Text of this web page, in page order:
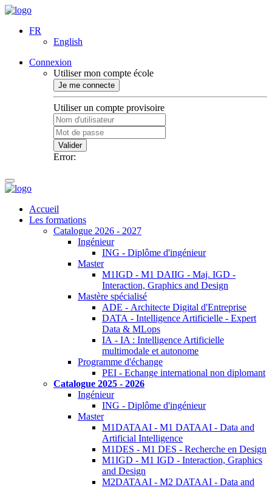
FR
English
Connexion
Utiliser mon compte école
Je me connecte
Utiliser un compte provisoire
Valider
Error:
Accueil
Les formations
Catalogue 2026 - 2027
Ingénieur
ING - Diplôme d'ingénieur
Master
M1IGD - M1 DAIIG - Maj. IGD -
Interaction, Graphics and Design
Mastère spécialisé
ADE - Architecte Digital d'Entreprise
DATA - Intelligence Artificielle - Expert
Data & MLops
IA - IA : Intelligence Artificielle
multimodale et autonome
Programme d'échange
PEI - Echange international non diplomant
Catalogue 2025 - 2026
Ingénieur
ING - Diplôme d'ingénieur
Master
M1DATAAI - M1 DATAAI - Data and
Artificial Intelligence
M1DES - M1 DES - Recherche en Design
M1IGD - M1 IGD - Interaction, Graphics
and Design
M2DATAAI - M2 DATAAI - Data and